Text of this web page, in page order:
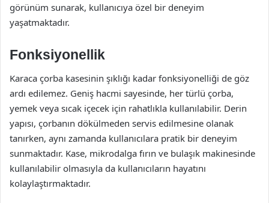
görünüm sunarak, kullanıcıya özel bir deneyim
yaşatmaktadır.
Fonksiyonellik
Karaca çorba kasesinin şıklığı kadar fonksiyonelliği de göz
ardı edilemez. Geniş hacmi sayesinde, her türlü çorba,
yemek veya sıcak içecek için rahatlıkla kullanılabilir. Derin
yapısı, çorbanın dökülmeden servis edilmesine olanak
tanırken, aynı zamanda kullanıcılara pratik bir deneyim
sunmaktadır. Kase, mikrodalga fırın ve bulaşık makinesinde
kullanılabilir olmasıyla da kullanıcıların hayatını
kolaylaştırmaktadır.